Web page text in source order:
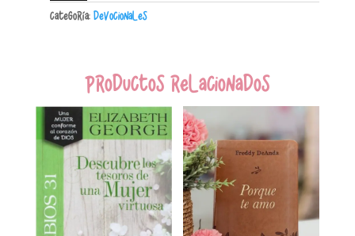
Creativo
Journaling
Categoría: Devocionales
Productos relacionados